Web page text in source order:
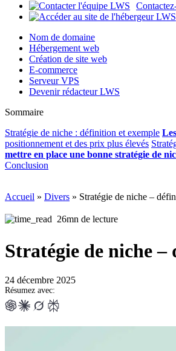
Nom de domaine
Hébergement web
Création de site web
E-commerce
Serveur VPS
Devenir rédacteur LWS
Sommaire
Stratégie de niche : définition et exemple
positionnement et des prix plus élevés
mettre en place une bonne stratégie de
Conclusion
Accueil » Divers » Stratégie de niche –
26mn de lecture
Stratégie de niche
24 décembre 2025
Résumez avec: